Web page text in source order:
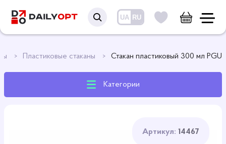
UA RU
Пластиковые стаканы Стакан пластиковый 300 мл PGU
Категории
Артикул: 14467